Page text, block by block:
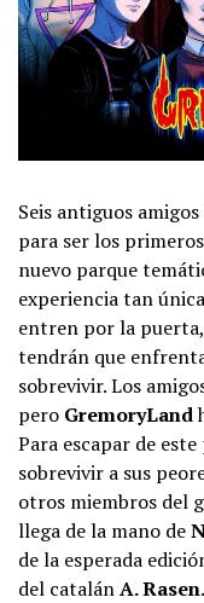
Seis antiguos
para ser los
nuevo parque
experiencia tan
entren por la
tendrán que
sobrevivir. Los
pero GremoryLand
Para escapar de
sobrevivir a sus
otros miembros del
llega de la mano de
de la esperada
del catalánA. Rasen.